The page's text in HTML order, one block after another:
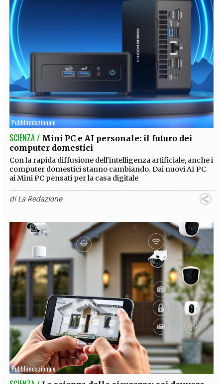
Pubbliredazionale
SCIENZA / Mini PC e AI personale: il futuro dei
computer domestici
Con la rapida diffusione dell'intelligenza artificiale, anche i
computer domestici stanno cambiando. Dai nuovi AI PC
ai Mini PC pensati per la casa digitale
diLa Redazione
Pubbliredazionale